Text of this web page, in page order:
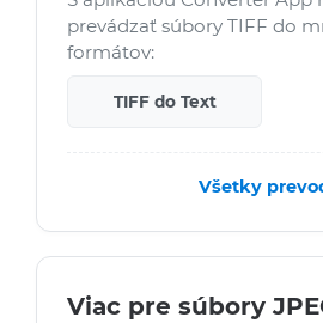
prevádzať súbory TIFF do
formátov:
TIFF do Text
Všetky
Viac pre súbory